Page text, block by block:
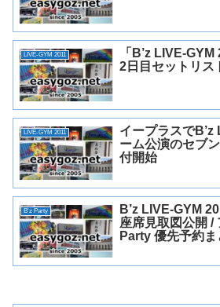
LIVE-GYM 2011
「B’z LIVE-
2日目セットリス
LIVE-GYM 2011
イープラスでB’z
ーム公演のセブ
付開始
B'z Party
B’z LIVE-GYM
座席見取図公開 /
Party 優先予約ま